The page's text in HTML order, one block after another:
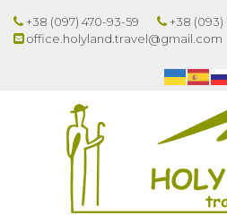
+38 (097) 470-93-59
+38
office.holyland.travel@gmail.com